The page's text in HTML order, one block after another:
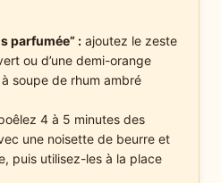
parfumée” : ajoutez le zeste
ou d’une demi-orange
soupe de rhum ambré
4 à 5 minutes des
une noisette de beurre et
puis utilisez-les à la place